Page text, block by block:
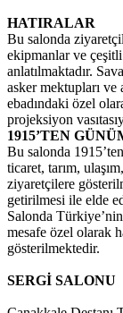
HATIRALAR
Bu salonda
ekipmanlar ve
anlatılmaktadır.
asker mektupları
ebadındaki özel
projeksiyon
1915’TEN
Bu salonda
ticaret, tarım,
ziyaretçilere
getirilmesi ile elde
Salonda
mesafe özel olarak
gösterilmektedir.
SERGİ SALONU